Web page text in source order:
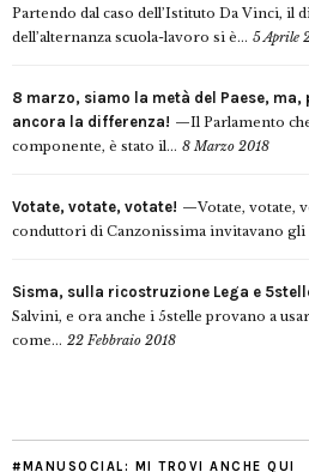
Partendo dal caso dell’Istituto Da Vinci, il
dell’alternanza scuola-lavoro si è... 5 Aprile
8 marzo, siamo la metà del Paese,
ancora la differenza!
Il Parlamento
componente, è stato il... 8 Marzo 2018
Votate, votate, votate!
Votate, votate,
conduttori di Canzonissima invitavano gli
Sisma, sulla ricostruzione Lega e
Salvini, e ora anche i 5stelle provano a
come... 22 Febbraio 2018
#MANUSOCIAL: MI TROVI ANCHE QUI